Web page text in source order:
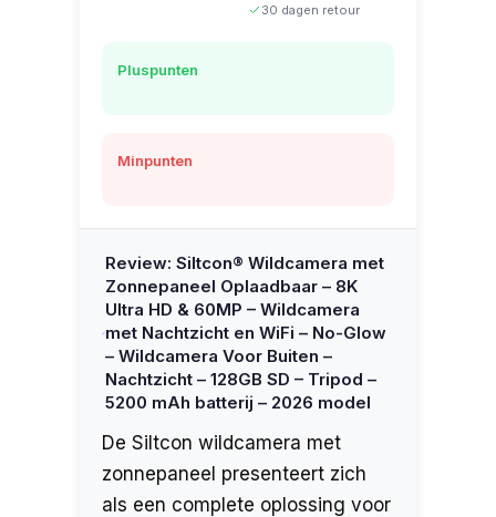
30 dagen retour
Pluspunten
Minpunten
Review: Siltcon® Wildcamera met
Zonnepaneel Oplaadbaar – 8K
Ultra HD & 60MP – Wildcamera
met Nachtzicht en WiFi – No-Glow
– Wildcamera Voor Buiten –
Nachtzicht – 128GB SD – Tripod –
5200 mAh batterij – 2026 model
De Siltcon wildcamera met
zonnepaneel presenteert zich
als een complete oplossing voor